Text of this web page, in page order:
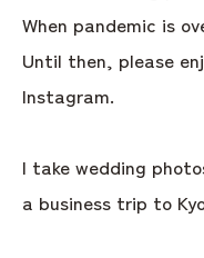
When pandemic is
Until then, please
Instagram.
I take wedding
a business trip to